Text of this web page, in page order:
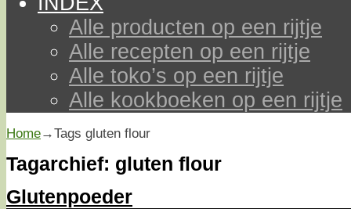
Alle producten op een rijtje
Alle recepten op een rijtje
Alle toko’s op een rijtje
Alle kookboeken op een rijtje
Home→Tags gluten flour
Tagarchief: gluten flour
Glutenpoeder